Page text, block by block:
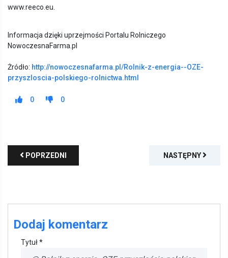
www.reeco.eu.
Informacja dzięki uprzejmości Portalu Rolniczego
NowoczesnaFarma.pl
Żródło: http://nowoczesnafarma.pl/Rolnik-z-energia--OZE-
przyszloscia-polskiego-rolnictwa.html
0 0
POPRZEDNI NASTĘPNY
Dodaj komentarz
Tytuł *